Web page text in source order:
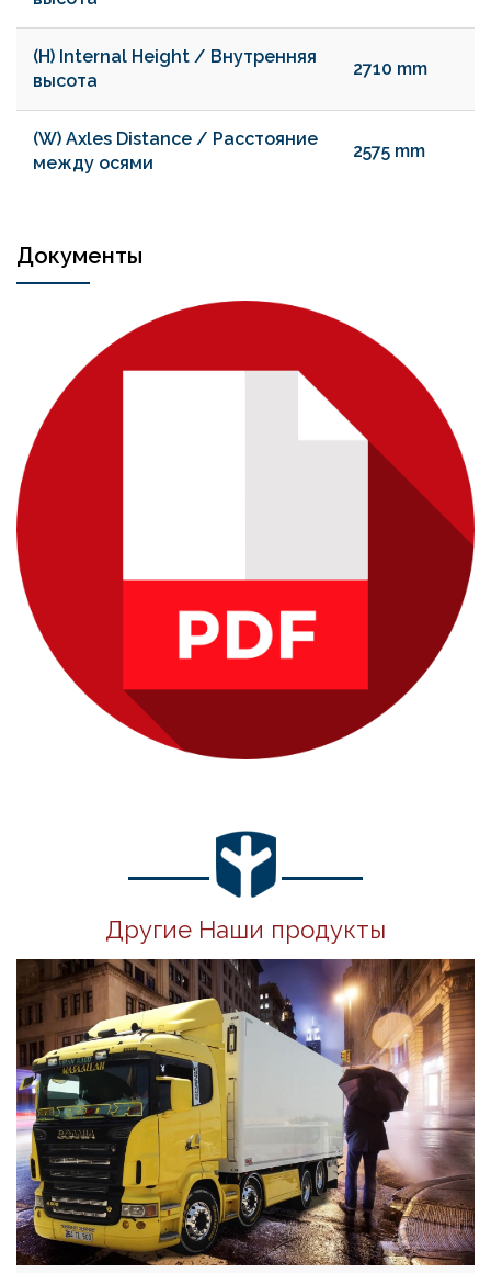
(H) Internal Height / Внутренняя
высота
2710 mm
(W) Axles Distance / Расстояние
между осями
2575 mm
Документы
Другие Наши продукты